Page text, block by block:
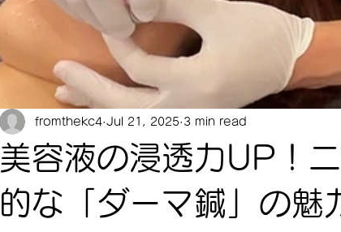
美容液の浸透力UP！
的な「ダーマ鍼」の魅
fromthekc4 Jul 21, 2025 3 min read